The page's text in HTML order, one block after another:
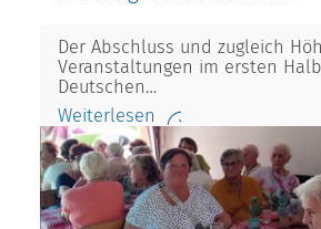
Der Abschluss und zugleich
Veranstaltungen im ersten
Deutschen…
Weiterlesen